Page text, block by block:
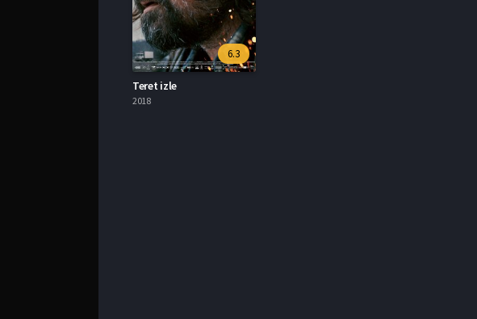
6.3
Teret izle
2018